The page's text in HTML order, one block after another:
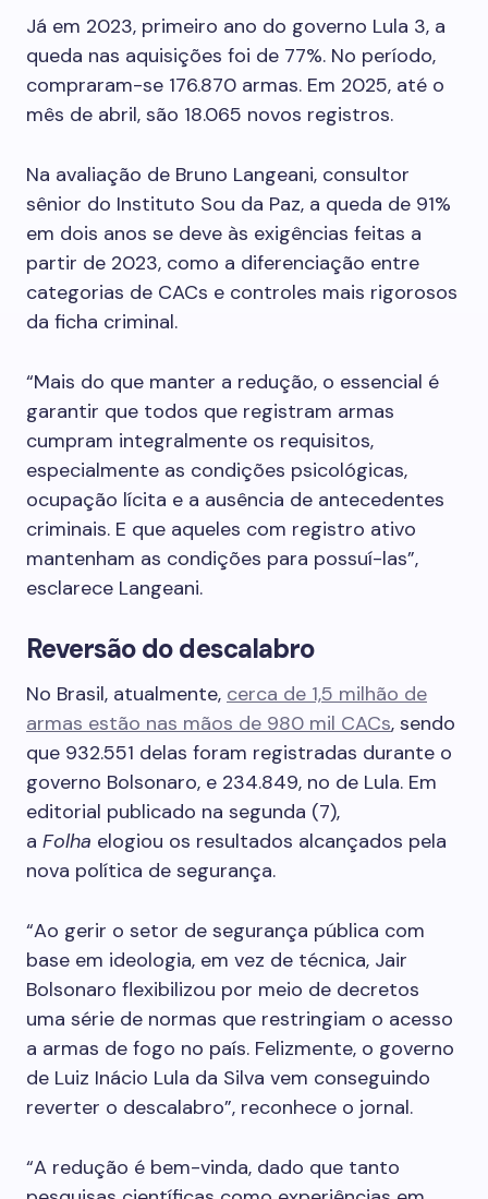
Já em 2023, primeiro ano do governo Lula 3, a
queda nas aquisições foi de 77%. No período,
compraram-se 176.870 armas. Em 2025, até o
mês de abril, são 18.065 novos registros.
Na avaliação de Bruno Langeani, consultor
sênior do Instituto Sou da Paz, a queda de 91%
em dois anos se deve às exigências feitas a
partir de 2023, como a diferenciação entre
categorias de CACs e controles mais rigorosos
da ficha criminal.
“Mais do que manter a redução, o essencial é
garantir que todos que registram armas
cumpram integralmente os requisitos,
especialmente as condições psicológicas,
ocupação lícita e a ausência de antecedentes
criminais. E que aqueles com registro ativo
mantenham as condições para possuí-las”,
esclarece Langeani.
Reversão do descalabro
No Brasil, atualmente, cerca de 1,5 milhão de
armas estão nas mãos de 980 mil CACs, sendo
que 932.551 delas foram registradas durante o
governo Bolsonaro, e 234.849, no de Lula. Em
editorial publicado na segunda (7),
a Folha elogiou os resultados alcançados pela
nova política de segurança.
“Ao gerir o setor de segurança pública com
base em ideologia, em vez de técnica, Jair
Bolsonaro flexibilizou por meio de decretos
uma série de normas que restringiam o acesso
a armas de fogo no país. Felizmente, o governo
de Luiz Inácio Lula da Silva vem conseguindo
reverter o descalabro”, reconhece o jornal.
“A redução é bem-vinda, dado que tanto